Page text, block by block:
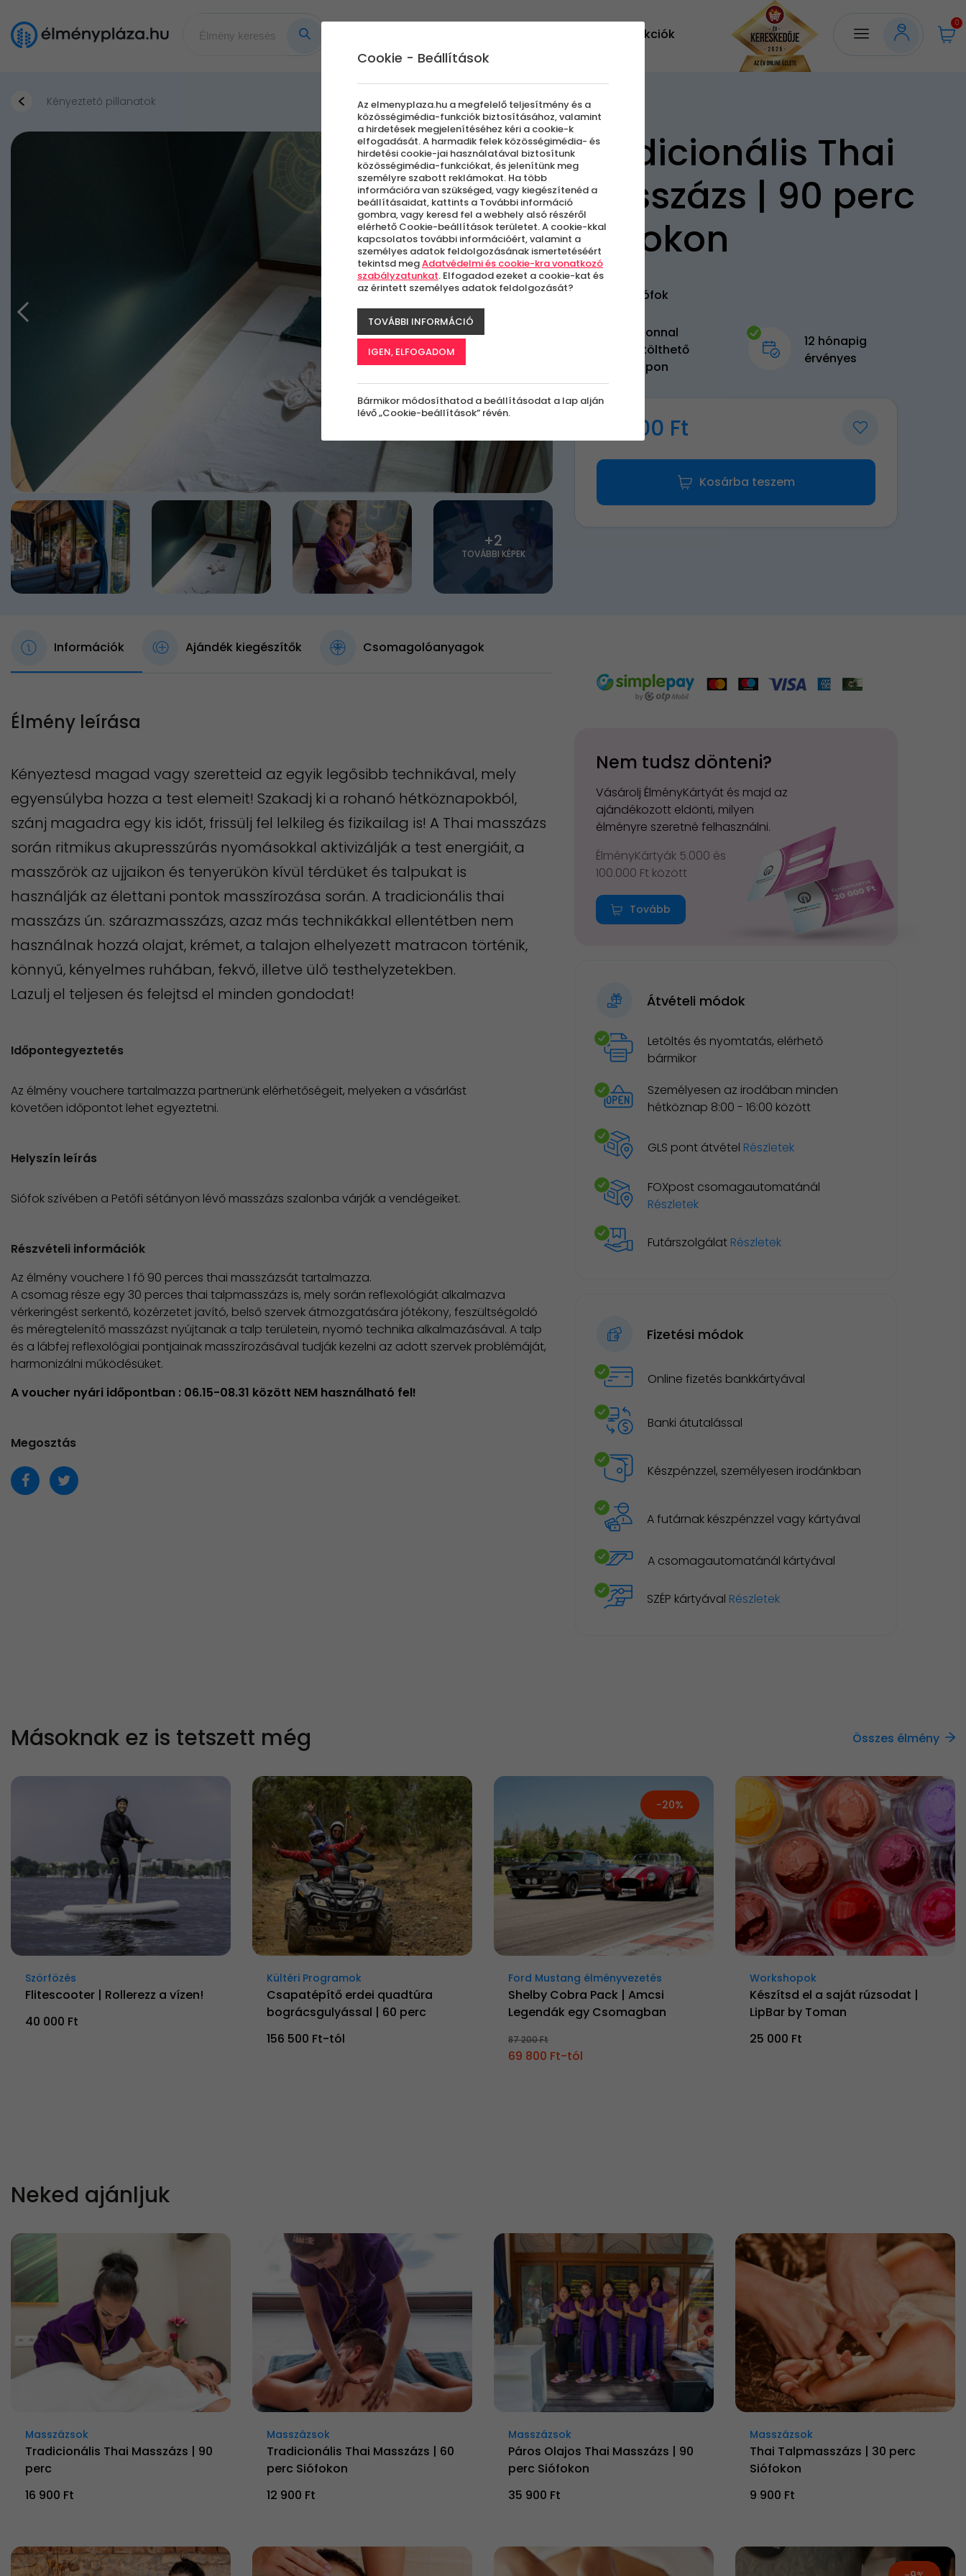
Akciók
0
Kényeztető pillanatok
+2
TOVÁBBI KÉPEK
Tradicionális Thai
Masszázs | 90 perc
Siófokon
Siófok
Azonnal
letölthető
kupon
12 hónapig
érvényes
16 900 Ft
Kosárba teszem
Információk Ajándék kiegészítők Csomagolóanyagok
Élmény leírása
Kényeztesd magad vagy szeretteid az egyik legősibb technikával, mely
egyensúlyba hozza a test elemeit! Szakadj ki a rohanó hétköznapokból,
szánj magadra egy kis időt, frissülj fel lelkileg és fizikailag is! A Thai masszázs
során ritmikus akupresszúrás nyomásokkal aktivizálják a test energiáit, a
masszőrök az ujjaikon és tenyerükön kívül térdüket és talpukat is
használják az élettani pontok masszírozása során. A tradicionális thai
masszázs ún. szárazmasszázs, azaz más technikákkal ellentétben nem
használnak hozzá olajat, krémet, a talajon elhelyezett matracon történik,
könnyű, kényelmes ruhában, fekvő, illetve ülő testhelyzetekben.
Lazulj el teljesen és felejtsd el minden gondodat!
Időpontegyeztetés
Az élmény vouchere tartalmazza partnerünk elérhetőségeit, melyeken a vásárlást
követően időpontot lehet egyeztetni.
Helyszín leírás
Siófok szívében a Petőfi sétányon lévő masszázs szalonba várják a vendégeiket.
Részvételi információk
Az élmény vouchere 1 fő 90 perces thai masszázsát tartalmazza.
A csomag része egy 30 perces thai talpmasszázs is, mely során reflexológiát alkalmazva
vérkeringést serkentő, közérzetet javító, belső szervek átmozgatására jótékony, feszültségoldó
és méregtelenítő masszázst nyújtanak a talp területein, nyomó technika alkalmazásával. A talp
és a lábfej reflexológiai pontjainak masszírozásával tudják kezelni az adott szervek problémáját,
harmonizálni működésüket.
A voucher nyári időpontban : 06.15-08.31 között NEM használható fel!
Megosztás
Nem tudsz dönteni?
Vásárolj ÉlményKártyát és majd az
ajándékozott eldönti, milyen
élményre szeretné felhasználni.
ÉlményKártyák 5.000 és
100.000 Ft között
Tovább
Átvételi módok
Letöltés és nyomtatás, elérhető
bármikor
Személyesen az irodában minden
hétköznap 8:00 - 16:00 között
GLS pont átvétel Részletek
FOXpost csomagautomatánál
Részletek
Futárszolgálat Részletek
Fizetési módok
Online fizetés bankkártyával
Banki átutalással
Készpénzzel, személyesen irodánkban
A futárnak készpénzzel vagy kártyával
A csomagautomatánál kártyával
SZÉP kártyával Részletek
Másoknak ez is tetszett még Összes élmény
Szörfözés
Flitescooter | Rollerezz a vízen!
40 000 Ft
Kültéri Programok
Csapatépítő erdei quadtúra
bográcsgulyással | 60 perc
156 500 Ft-tól
Új
-20%
Ford Mustang élményvezetés
Shelby Cobra Pack | Amcsi
Legendák egy Csomagban
87 200 Ft
69 800 Ft-tól
Workshopok
Készítsd el a saját rúzsodat |
LipBar by Toman
25 000 Ft
Neked ajánljuk
Masszázsok
Tradicionális Thai Masszázs | 90
perc
16 900 Ft
Masszázsok
Tradicionális Thai Masszázs | 60
perc Siófokon
12 900 Ft
Masszázsok
Páros Olajos Thai Masszázs | 90
perc Siófokon
35 900 Ft
Masszázsok
Thai Talpmasszázs | 30 perc
Siófokon
9 900 Ft
Cookie - Beállítások
Az elmenyplaza.hu a megfelelő teljesítmény és a
közösségimédia-funkciók biztosításához, valamint
a hirdetések megjelenítéséhez kéri a cookie-k
elfogadását. A harmadik felek közösségimédia- és
hirdetési cookie-jai használatával biztosítunk
közösségimédia-funkciókat, és jelenítünk meg
személyre szabott reklámokat. Ha több
információra van szükséged, vagy kiegészítenéd a
beállításaidat, kattints a További információ
gombra, vagy keresd fel a webhely alsó részéről
elérhető Cookie-beállítások területet. A cookie-kkal
kapcsolatos további információért, valamint a
személyes adatok feldolgozásának ismertetéséért
tekintsd megAdatvédelmi és cookie-kra vonatkozó
szabályzatunkat. Elfogadod ezeket a cookie-kat és
az érintett személyes adatok feldolgozását?
TOVÁBBI INFORMÁCIÓ
IGEN, ELFOGADOM
Bármikor módosíthatod a beállításodat a lap alján
lévő „Cookie-beállítások” révén.